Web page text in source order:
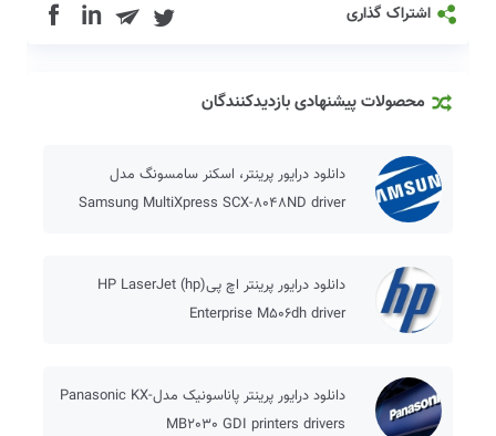
اشتراک گذاری in
محصولات پیشنهادی بازدیدکنندگان
دانلود درایور پرینتر، اسکنر سامسونگ مدل
Samsung MultiXpress SCX-8048ND driver
دانلود درایور پرینتر اچ پی(hp) HP LaserJet
Enterprise M506dh driver
دانلود درایور پرینتر پاناسونیک مدلPanasonic KX-
MB2030 GDI printers drivers